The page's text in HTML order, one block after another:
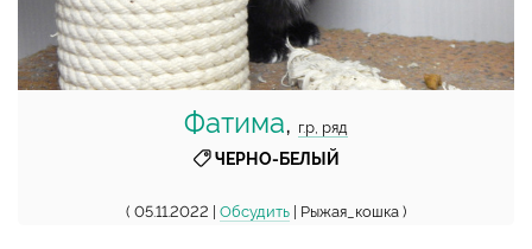
Фатима, г.р, ряд
ЧЕРНО-БЕЛЫЙ
( 05.11.2022 | Обсудить | Рыжая_кошка )